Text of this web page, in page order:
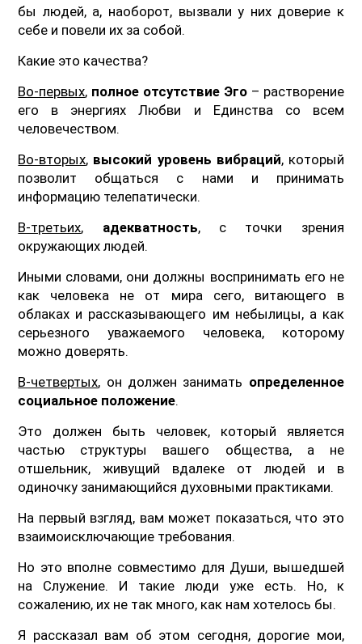
бы людей, а, наоборот, вызвали у них доверие к
себе и повели их за собой.
Какие это качества?
Во-первых, полное отсутствие Эго– растворение
его в энергиях Любви и Единства со всем
человечеством.
Во-вторых, высокий уровень вибраций, который
позволит общаться с нами и принимать
информацию телепатически.
В-третьих, адекватность, с точки зрения
окружающих людей.
Иными словами, они должны воспринимать его не
как человека не от мира сего, витающего в
облаках и рассказывающего им небылицы, а как
серьезного уважаемого человека, которому
можно доверять.
В-четвертых, он должен занимать определенное
социальное положение.
Это должен быть человек, который является
частью структуры вашего общества, а не
отшельник, живущий вдалеке от людей и в
одиночку занимающийся духовными практиками.
На первый взгляд, вам может показаться, что это
взаимоисключающие требования.
Но это вполне совместимо для Души, вышедшей
на Служение. И такие люди уже есть. Но, к
сожалению, их не так много, как нам хотелось бы.
Я рассказал вам об этом сегодня, дорогие мои,